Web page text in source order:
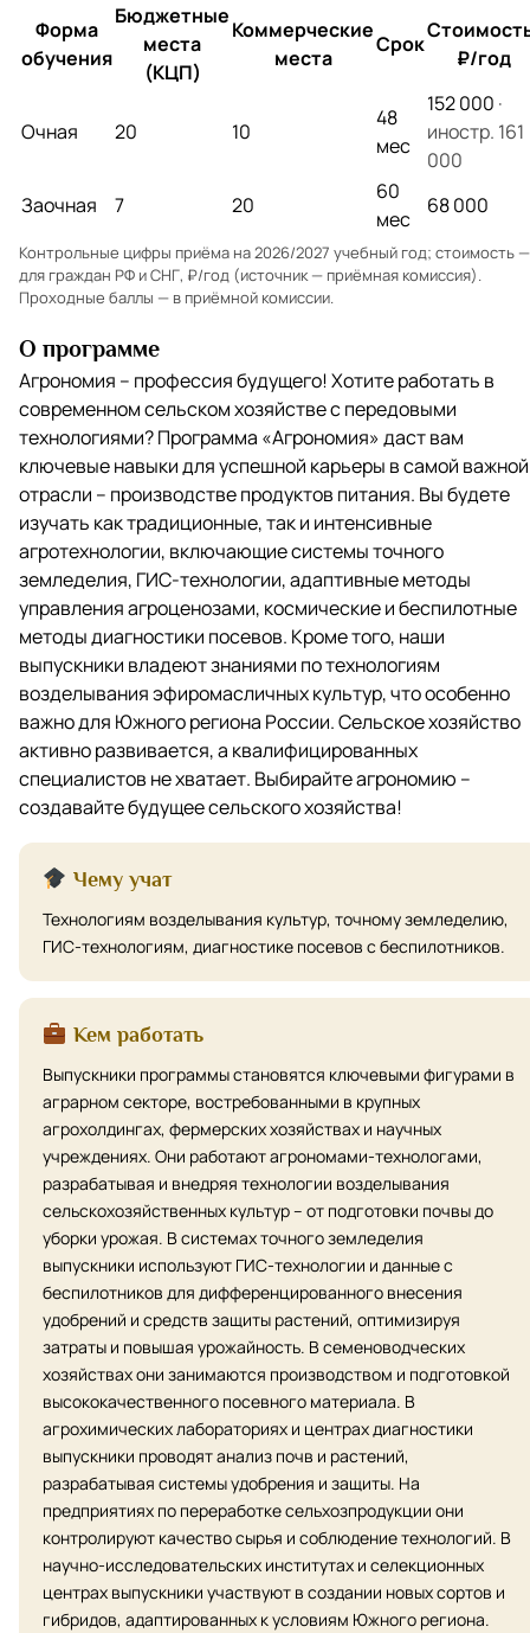
Форма
обучения
Бюджетные
места
(КЦП)
Коммерческие
места
Срок
₽/год
Очная 20 10
48
мес
152 000 ·
иностр. 161
000
Заочная
7 20
60
мес
68 000
Контрольные цифры приёма на 2026/2027 учебный год; стоимость —
для граждан РФ и СНГ, ₽/год (источник — приёмная комиссия).
Проходные баллы — в приёмной комиссии.
О программе
Агрономия – профессия будущего! Хотите работать в
современном сельском хозяйстве с передовыми
технологиями? Программа «Агрономия» даст вам
ключевые навыки для успешной карьеры в самой важной
отрасли – производстве продуктов питания. Вы будете
изучать как традиционные, так и интенсивные
агротехнологии, включающие системы точного
земледелия, ГИС-технологии, адаптивные методы
управления агроценозами, космические и беспилотные
методы диагностики посевов. Кроме того, наши
выпускники владеют знаниями по технологиям
возделывания эфиромасличных культур, что особенно
важно для Южного региона России. Сельское хозяйство
активно развивается, а квалифицированных
специалистов не хватает. Выбирайте агрономию –
создавайте будущее сельского хозяйства!
Чему учат
Технологиям возделывания культур, точному земледелию,
ГИС-технологиям, диагностике посевов с беспилотников.
Кем работать
Выпускники программы становятся ключевыми фигурами в
аграрном секторе, востребованными в крупных
агрохолдингах, фермерских хозяйствах и научных
учреждениях. Они работают агрономами-технологами,
разрабатывая и внедряя технологии возделывания
сельскохозяйственных культур – от подготовки почвы до
уборки урожая. В системах точного земледелия
выпускники используют ГИС-технологии и данные с
беспилотников для дифференцированного внесения
удобрений и средств защиты растений, оптимизируя
затраты и повышая урожайность. В семеноводческих
хозяйствах они занимаются производством и подготовкой
высококачественного посевного материала. В
агрохимических лабораториях и центрах диагностики
выпускники проводят анализ почв и растений,
разрабатывая системы удобрения и защиты. На
предприятиях по переработке сельхозпродукции они
контролируют качество сырья и соблюдение технологий. В
научно-исследовательских институтах и селекционных
центрах выпускники участвуют в создании новых сортов и
гибридов, адаптированных к условиям Южного региона.